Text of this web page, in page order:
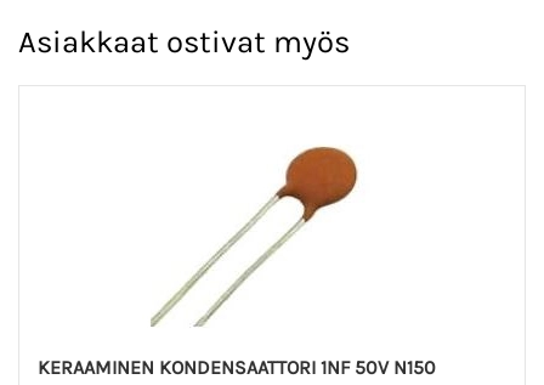
Asiakkaat ostivat myös
KERAAMINEN KONDENSAATTORI 1NF 50V N150